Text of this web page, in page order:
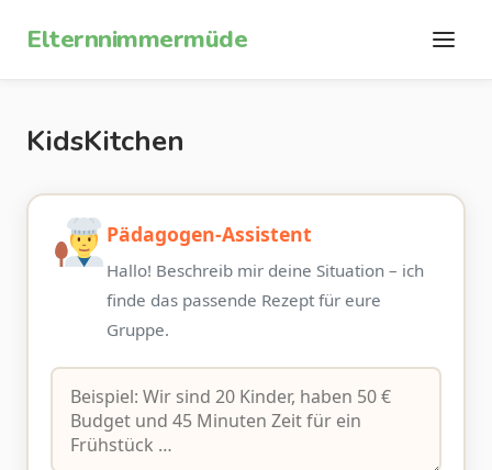
Elternnimmermüde
KidsKitchen
Pädagogen-Assistent
Hallo! Beschreib mir deine Situation – ich
finde das passende Rezept für eure
Gruppe.